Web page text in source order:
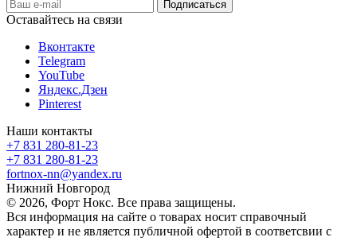
Оставайтесь на связи
Вконтакте
Telegram
YouTube
Яндекс.Дзен
Pinterest
Наши контакты
+7 831 280-81-23
+7 831 280-81-23
fortnox-nn@yandex.ru
Нижний Новгород
© 2026, Форт Нокс. Все права защищены.
Вся информация на сайте о товарах носит справочный
характер и не является публичной офертой в соответсвии с